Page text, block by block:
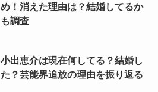
め！消えた理由は？結婚してるか
も調査
小出恵介は現在何してる？結婚し
た？芸能界追放の理由を振り返る